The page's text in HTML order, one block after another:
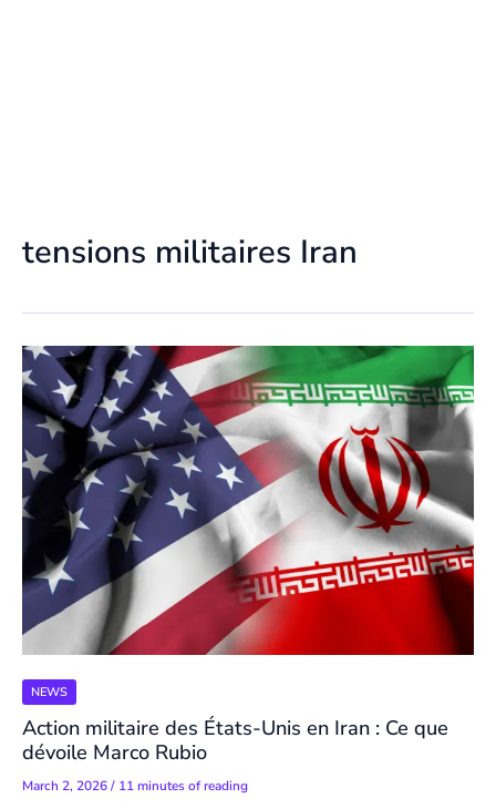
tensions militaires Iran
NEWS
Action militaire des États-Unis en Iran : Ce que
dévoile Marco Rubio
March 2, 2026/ 11 minutes of reading